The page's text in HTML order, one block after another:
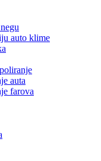
auto klime
auta
farova